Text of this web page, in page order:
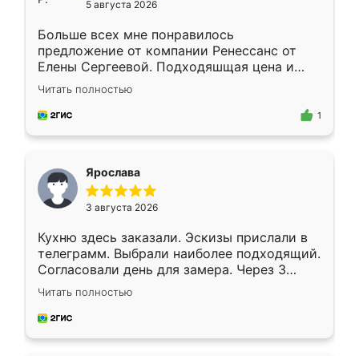
5 августа 2026
Больше всех мне понравилось
предложение от компании Ренессанс от
Елены Сергеевой. Подходяшщая цена и
короткие сроки изготовления. Приехавший
для замера сотрудник Владислав
предложил по моему эскизу самый
Читать полностью
1
Ярослава
3 августа 2026
Кухню здесь заказали. Эскизы прислали в
телеграмм. Выбрали наиболее подходящий.
Согласовали день для замера. Через 3
недели кухня была уже готова. Остались
довольны работой. Спасибо Ренессанс
мебель за качественную работу!
Читать полностью